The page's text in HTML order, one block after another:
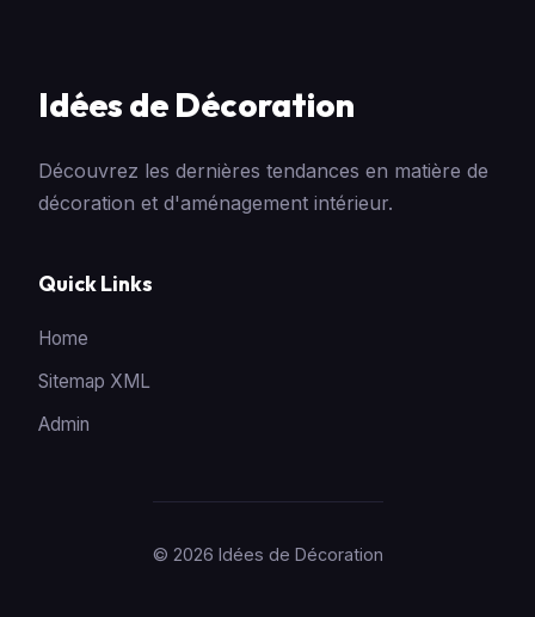
Idées de Décoration
Découvrez les dernières tendances en matière de
décoration et d'aménagement intérieur.
Quick Links
Home
Sitemap XML
Admin
© 2026 Idées de Décoration